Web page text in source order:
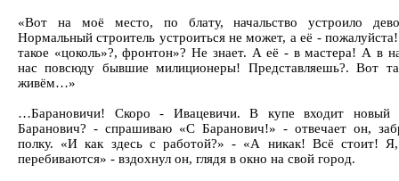
«Вот на моё место, по блату, начальство устроило
Нормальный строитель устроиться не может, а её -
такое «цоколь»?, фронтон»? Не знает. А её - в мастера! А в
нас повсюду бывшие милиционеры! Представляешь?. Вот
живём…»
…Барановичи! Скоро - Ивацевичи. В купе входит новый
Баранович? - спрашиваю «С Баранович!» - отвечает он,
полку. «И как здесь с работой?» - «А никак! Всё стоит!
перебиваются» - вздохнул он, глядя в окно на свой город.